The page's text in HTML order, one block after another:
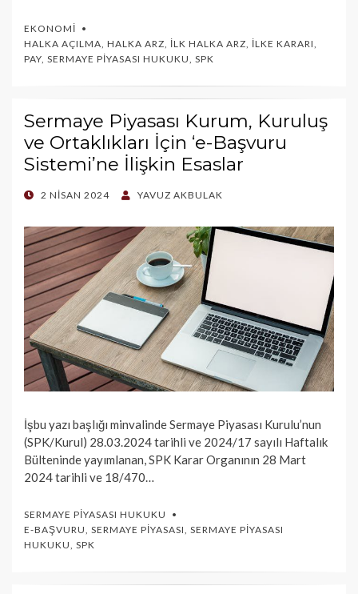
EKONOMI
HALKA AÇILMA, HALKA ARZ, İLK HALKA ARZ, İLKE KARARI,
PAY, SERMAYE PIYASASI HUKUKU, SPK
Sermaye Piyasası Kurum, Kuruluş
ve Ortaklıkları İçin ‘e-Başvuru
Sistemi’ne İlişkin Esaslar
POSTED
2 NISAN 2024 YAVUZ AKBULAK
İşbu yazı başlığı minvalinde Sermaye Piyasası Kurulu’nun
(SPK/Kurul) 28.03.2024 tarihli ve 2024/17 sayılı Haftalık
Bülteninde yayımlanan, SPK Karar Organının 28 Mart
2024 tarihli ve 18/470…
SERMAYE PIYASASI HUKUKU
E-BAŞVURU SERMAYE PIYASASI SERMAYE PIYASASI
HUKUKU SPK